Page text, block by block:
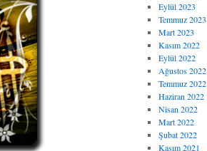
Eylül 2023
Temmuz 2023
Mart 2023
Kasım 2022
Eylül 2022
Ağustos 2022
Temmuz 2022
Haziran 2022
Nisan 2022
Mart 2022
Şubat 2022
Kasım 2021